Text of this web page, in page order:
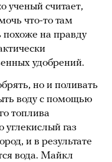
ученый считает,
что-то там
на правду
удобрений.
но и поливать
воду с помощью
топлива
газ
и в результате
вода. Майкл